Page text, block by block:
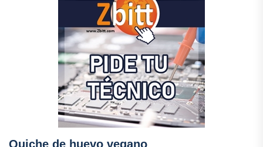
Quiche de huevo vegano